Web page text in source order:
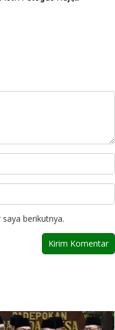
berikutnya.